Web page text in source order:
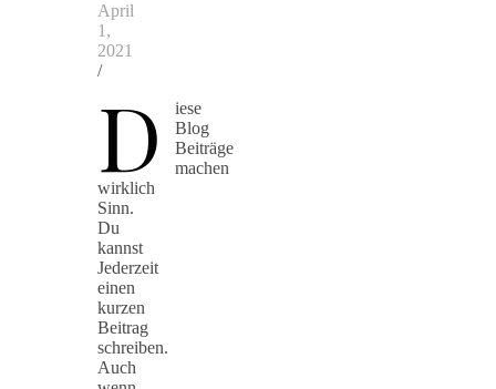
April
1,
2021
/
D
iese
Blog
Beiträge
machen
wirklich
Sinn.
Du
kannst
Jederzeit
einen
kurzen
Beitrag
schreiben.
Auch